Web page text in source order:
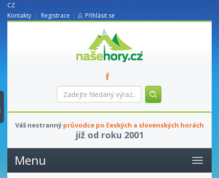
CZ
Kontakty
Registrace Přihlásit se
nasehory.cz
Zadejte
hledaný
Váš nestranný průvodce po českých a slovenských horách
již od roku 2001
Menu